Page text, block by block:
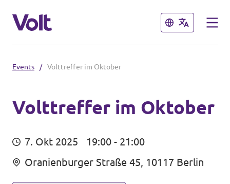
Schließen
Weitere Volt-Websites in
Volt in deinem Bundesland
Schließen
Menschen
Events / Volttreffer im Oktober
Volttreffer im Oktober
7. Okt 2025
19:00 - 21:00
Oranienburger Straße 45, 10117 Berlin